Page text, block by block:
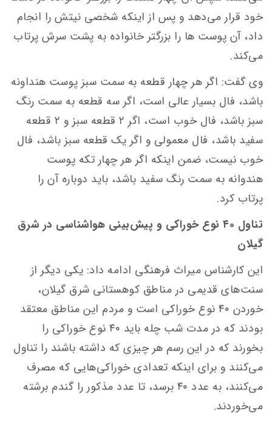
خود قرار می‌دهد و پس از اینکه شخصی نیتش را انجام
داد، آن پوست ها را بزرگتر خانواده به پشت سرش پرتاب
می‌کند.
وی گفت: اگر هر چهار قطعه به سمت سبز پوست هنداونه
باشد، فال بسیار عالی است، اگر سه قطعه به سمت رنگ
سبز باشد، فال خوب است، اگر ۲ قطعه سبز و ۲ قطعه
سفید باشد، فال معمولی و اگر یک قطعه سبز باشد، فال
خوب نیست، ضمن اینکه اگر هر چهار تکه پوست
هندوانه به سمت رنگ سفید باشد، باید دوباره آن را
پرتاب کرد.
تناول ۴۰ نوع خوراکی و پیش‌بینی هواشناسی در شرق
گیلان
این کارشناس میراث فرهنگی ادامه داد: یکی دیگر از
سنت‌های قدیمی در مناطق کوهستانی شرق گیلان،
خوردن ۴۰ نوع خوراکی است و مردم این مناطق معتقد
بودند که در مدت شب چله باید ۴۰ نوع خوراکی را
بخورند که در این رسم هر چیزی که داشته باشند را تناول
می‌کنند و برای اینکه تعدادی خوراکی‌هایی که مصرف
می‌کنند، به عدد ۴۰ برسد، تا عدد مذکور را گندم برشته
می‌خوردند.